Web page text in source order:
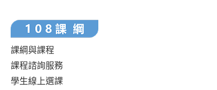
課綱與課程
課程諮詢服務
學生線上選課